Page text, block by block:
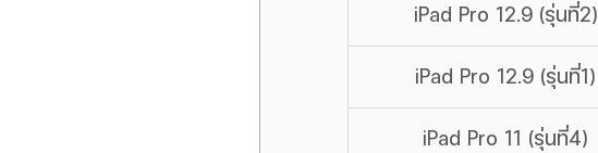
iPad Pro 12.9 (รุ่นที่2)
iPad Pro 12.9 (รุ่นที่1)
iPad Pro 11 (รุ่นที่4)